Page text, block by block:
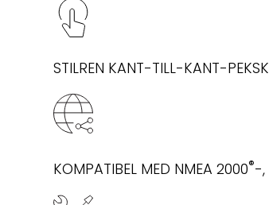
STILREN KANT-TILL-KANT-
KOMPATIBEL MED NMEA 2000®-,